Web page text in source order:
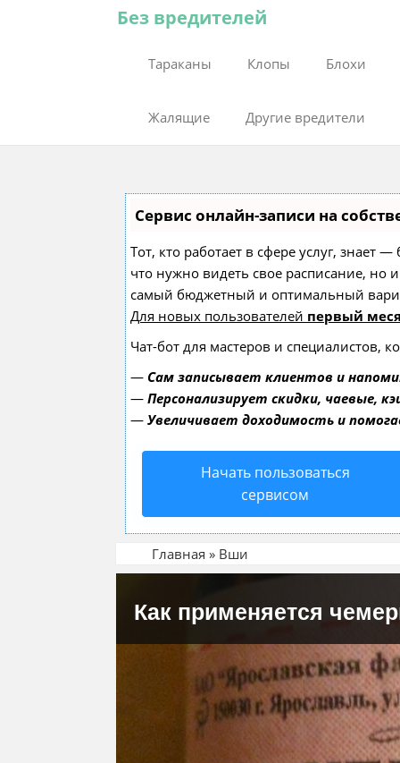
Без вредителей
Тараканы Клопы Блохи
Жалящие Другие вредители
Сервис онлайн-записи на
Тот, кто работает в сфере услуг, знает
что нужно видеть свое расписание,
самый бюджетный и оптимальный
Для новых пользователей первый
Чат-бот для мастеров и специалистов,
— Сам записывает клиентов и
— Персонализирует скидки, чаевые,
— Увеличивает доходимость и
Начать пользоваться
сервисом
Главная » Вши
Как применяется